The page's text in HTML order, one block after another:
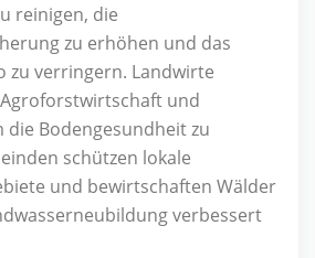
reinigen, die
zu erhöhen und das
zu verringern. Landwirte
und
die Bodengesundheit zu
schützen lokale
und bewirtschaften Wälder
verbessert